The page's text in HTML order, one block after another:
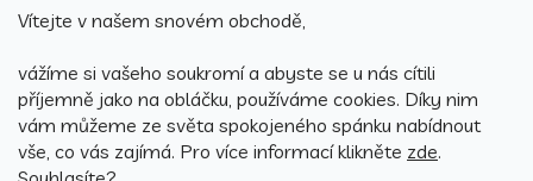
Vítejte v našem snovém obchodě,
vážíme si vašeho soukromí a abyste se u nás cítili
příjemně jako na obláčku, používáme cookies. Díky nim
vám můžeme ze světa spokojeného spánku nabídnout
vše, co vás zajímá. Pro více informací klikněte zde.
Novinky na facebooku
Novinky na instagramu